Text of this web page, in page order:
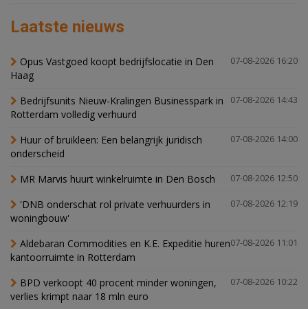
Laatste nieuws
07-08-2026 16:20
Opus Vastgoed koopt bedrijfslocatie in Den
Haag
07-08-2026 14:43
Bedrijfsunits Nieuw-Kralingen Businesspark in
Rotterdam volledig verhuurd
07-08-2026 14:00
Huur of bruikleen: Een belangrijk juridisch
onderscheid
07-08-2026 12:50
MR Marvis huurt winkelruimte in Den Bosch
07-08-2026 12:19
'DNB onderschat rol private verhuurders in
woningbouw'
07-08-2026 11:01
Aldebaran Commodities en K.E. Expeditie huren
kantoorruimte in Rotterdam
07-08-2026 10:22
BPD verkoopt 40 procent minder woningen,
verlies krimpt naar 18 mln euro